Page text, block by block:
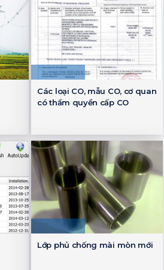
Các loại CO, mẫu CO, cơ quan
có thẩm quyền cấp CO
Lớp phủ chống mài mòn mới